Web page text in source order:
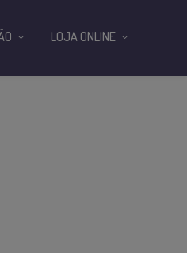
LOJA ONLINE